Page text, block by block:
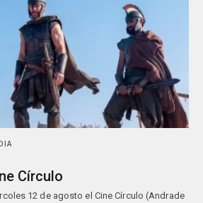
Círculo
12 de agosto el Cine Círculo (Andrade